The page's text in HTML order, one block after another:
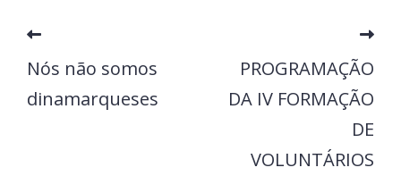
Nós não somos
dinamarqueses
PROGRAMAÇÃO
DA IV FORMAÇÃO
DE
VOLUNTÁRIOS